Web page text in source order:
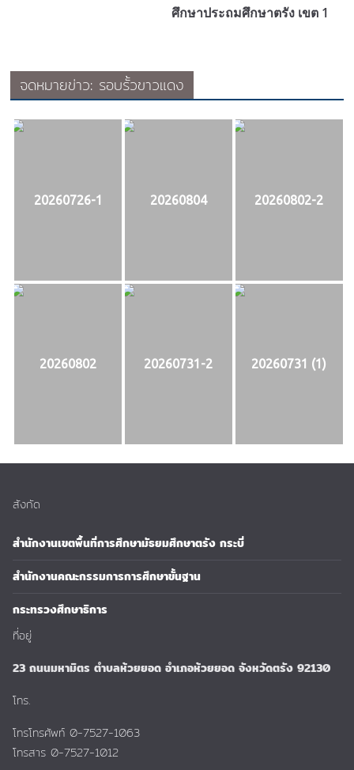
ศึกษาประถมศึกษาตรัง เขต 1
จดหมายข่าว: รอบรั้วขาวแดง
20260726-1 20260804 20260802-2
20260802 20260731-2 20260731 (1)
สังกัด
สำนักงานเขตพื้นที่การศึกษามัธยมศึกษาตรัง กระบี่
สำนักงานคณะกรรมการการศึกษาขั้นฐาน
กระทรวงศึกษาธิการ
ที่อยู่
23 ถนนมหามิตร ตำบลห้วยยอด อำเภอห้วยยอด จังหวัดตรัง 92130
โทร.
โทรโทรศัพท์ 0-7527-1063
โทรสาร 0-7527-1012